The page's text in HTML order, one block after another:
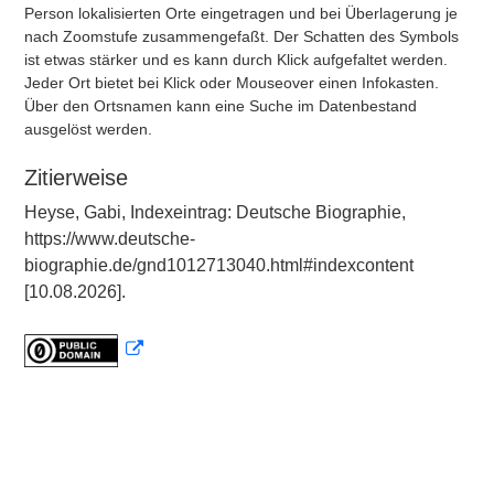
Person lokalisierten Orte eingetragen und bei Überlagerung je
nach Zoomstufe zusammengefaßt. Der Schatten des Symbols
ist etwas stärker und es kann durch Klick aufgefaltet werden.
Jeder Ort bietet bei Klick oder Mouseover einen Infokasten.
Über den Ortsnamen kann eine Suche im Datenbestand
ausgelöst werden.
Zitierweise
Heyse, Gabi, Indexeintrag: Deutsche Biographie,
https://www.deutsche-
biographie.de/gnd1012713040.html#indexcontent
[10.08.2026].